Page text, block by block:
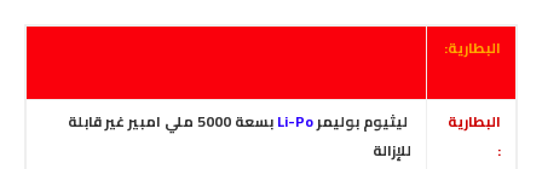
البطارية:
البطارية
:
ليثيوم بوليمرLi-Po
بسعة 5000 ملي امبير غير قابلة
للإزالة